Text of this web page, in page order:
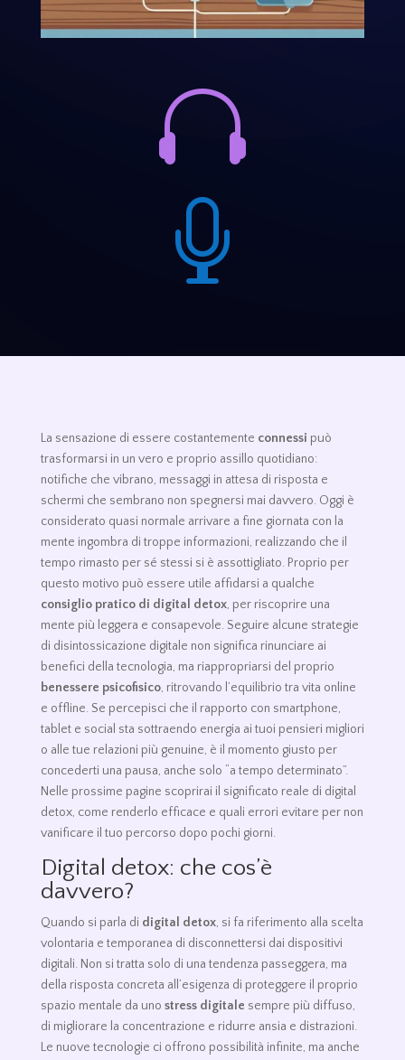


La sensazione di essere costantemente connessi può
trasformarsi in un vero e proprio assillo quotidiano:
notifiche che vibrano, messaggi in attesa di risposta e
schermi che sembrano non spegnersi mai davvero. Oggi è
considerato quasi normale arrivare a fine giornata con la
mente ingombra di troppe informazioni, realizzando che il
tempo rimasto per sé stessi si è assottigliato. Proprio per
questo motivo può essere utile affidarsi a qualche
consiglio pratico di digital detox, per riscoprire una
mente più leggera e consapevole. Seguire alcune strategie
di disintossicazione digitale non significa rinunciare ai
benefici della tecnologia, ma riappropriarsi del proprio
benessere psicofisico, ritrovando l’equilibrio tra vita online
e offline. Se percepisci che il rapporto con smartphone,
tablet e social sta sottraendo energia ai tuoi pensieri migliori
o alle tue relazioni più genuine, è il momento giusto per
concederti una pausa, anche solo “a tempo determinato”.
Nelle prossime pagine scoprirai il significato reale di digital
detox, come renderlo efficace e quali errori evitare per non
vanificare il tuo percorso dopo pochi giorni.
Digital detox: che cos’è
davvero?
Quando si parla di digital detox, si fa riferimento alla scelta
volontaria e temporanea di disconnettersi dai dispositivi
digitali. Non si tratta solo di una tendenza passeggera, ma
della risposta concreta all’esigenza di proteggere il proprio
spazio mentale da uno stress digitale sempre più diffuso,
di migliorare la concentrazione e ridurre ansia e distrazioni.
Le nuove tecnologie ci offrono possibilità infinite, ma anche